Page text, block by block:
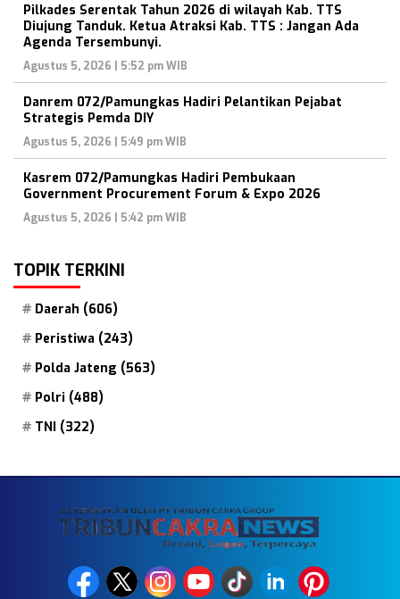
Pilkades Serentak Tahun 2026 di wilayah Kab. TTS
Diujung Tanduk. Ketua Atraksi Kab. TTS : Jangan Ada
Agenda Tersembunyi.
Agustus 5, 2026 | 5:52 pm WIB
Danrem 072/Pamungkas Hadiri Pelantikan Pejabat
Strategis Pemda DIY
Agustus 5, 2026 | 5:49 pm WIB
Kasrem 072/Pamungkas Hadiri Pembukaan
Government Procurement Forum & Expo 2026
Agustus 5, 2026 | 5:42 pm WIB
TOPIK TERKINI
Daerah (606)
Peristiwa (243)
Polda Jateng (563)
Polri (488)
TNI (322)